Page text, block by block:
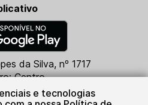
e tecnologias
da Silva, nº 1717
Centro
79760-000